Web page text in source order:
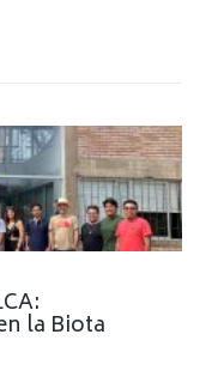
la Biota